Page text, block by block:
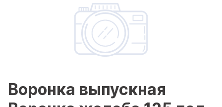
Воронка выпускная